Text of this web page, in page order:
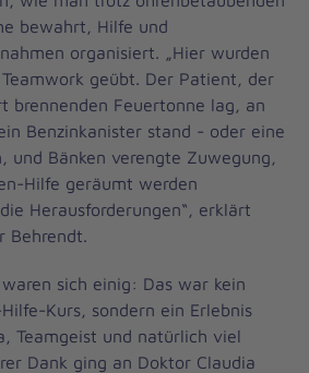
bewahrt, Hilfe und
organisiert. „Hier wurden
geübt. Der Patient, der
brennenden Feuertonne lag, an
Benzinkanister stand - oder eine
und Bänken verengte Zuwegung,
Hilfe geräumt werden
Herausforderungen“, erklärt
Behrendt.
sich einig: Das war kein
Kurs, sondern ein Erlebnis
Teamgeist und natürlich viel
Dank ging an Doktor Claudia